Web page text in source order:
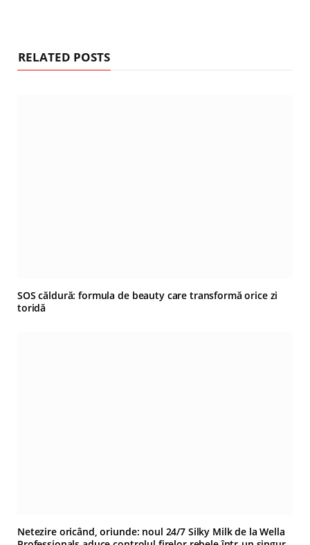
RELATED POSTS
SOS căldură: formula de beauty care transformă orice zi
toridă
Netezire oricând, oriunde: noul 24/7 Silky Milk de la Wella